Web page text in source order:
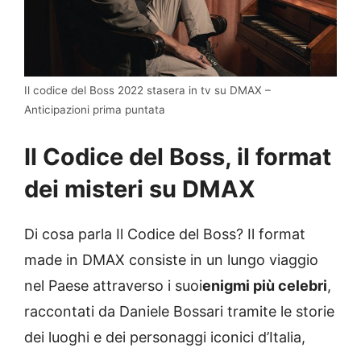
Il codice del Boss 2022 stasera in tv su DMAX –
Anticipazioni prima puntata
Il Codice del Boss, il format
dei misteri su DMAX
Di cosa parla Il Codice del Boss? Il format
made in DMAX consiste in un lungo viaggio
nel Paese attraverso i suoienigmi più celebri,
raccontati da Daniele Bossari tramite le storie
dei luoghi e dei personaggi iconici d’Italia,